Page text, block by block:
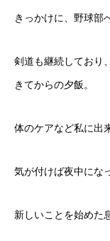
きっかけに、野球部
剣道も継続しており
きてからの夕飯。
体のケアなど私に出
気が付けば夜中にな
新しいことを始めた